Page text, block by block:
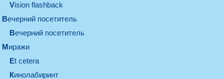
Vision flashback
вечерний посетитель
вечерний посетитель
миражи
et cetera
кинолабиринт